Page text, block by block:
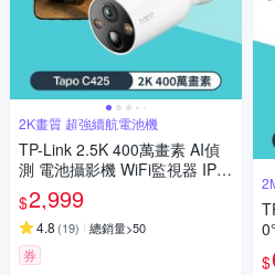
2K畫質 超強續航電池機
TP-Link 2.5K 400萬畫素 AI偵
測 電池攝影機 WiFi監視器 IPC
AM (IP66//支援512G /Tapo C4
25)
$2,999
4.8 (19) 總銷量>50
券 $